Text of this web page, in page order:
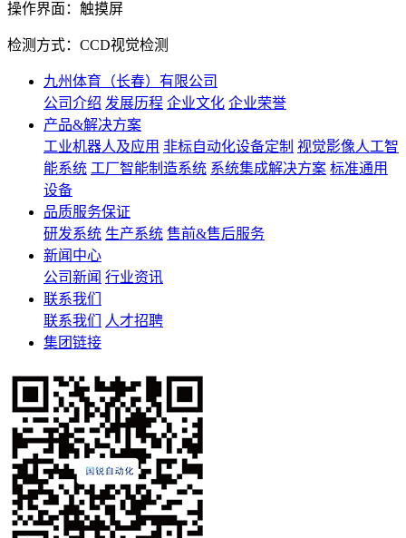
操作界面：触摸屏
检测方式：CCD视觉检测
九州体育（长春）有限公司
公司介绍 发展历程 企业文化 企业荣誉
产品&解决方案
工业机器人及应用 非标自动化设备定制 视觉影像人工智
能系统 工厂智能制造系统 系统集成解决方案 标准通用
设备
品质服务保证
研发系统 生产系统 售前&售后服务
新闻中心
公司新闻 行业资讯
联系我们
联系我们
人才招聘
集团链接